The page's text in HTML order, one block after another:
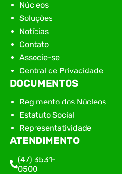
Núcleos
Soluções
Notícias
Contato
Associe-se
Central de Privacidade
DOCUMENTOS
Regimento dos Núcleos
Estatuto Social
Representatividade
ATENDIMENTO
(47) 3531-
0500